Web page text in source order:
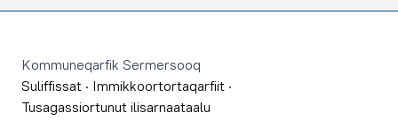
Kommuneqarfik Sermersooq
Suliffissat · Immikkoortortaqarfiit ·
Tusagassiortunut ilisarnaataalu